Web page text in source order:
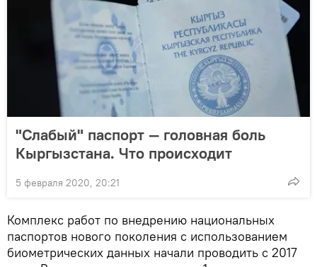
"Слабый" паспорт — головная боль
Кыргызстана. Что происходит
5 февраля 2020, 20:21
Комплекс работ по внедрению национальных
паспортов нового поколения с использованием
биометрических данных начали проводить с 2017